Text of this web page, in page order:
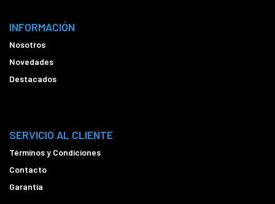
INFORMACIÓN
Nosotros
Novedades
Destacados
SERVICIO AL CLIENTE
Términos y Condiciones
Contacto
Garantía